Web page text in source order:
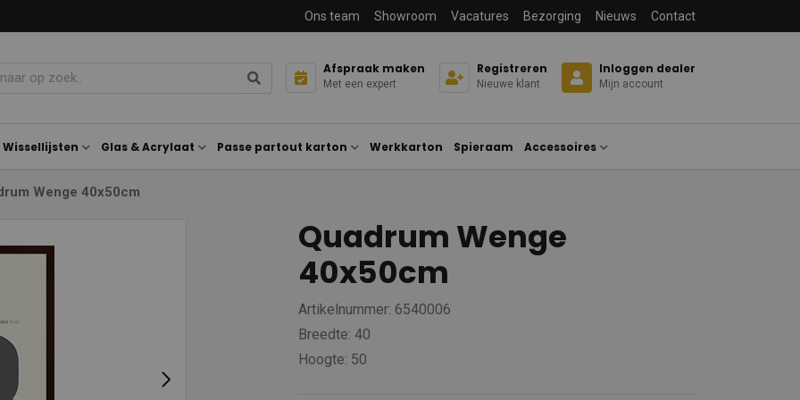
Ons team Showroom Vacatures Bezorging Nieuws Contact
Afspraak maken
Met een expert
Registreren
Nieuwe klant
Inloggen dealer
Mijn account
Wissellijsten Glas & Acrylaat Passe partout karton Werkkarton Spieraam Accessoires
Wenge 40x50cm
Quadrum Wenge
40x50cm
Artikelnummer: 6540006
Breedte: 40
Hoogte: 50